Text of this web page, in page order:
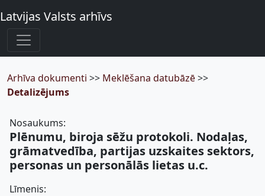
Latvijas Valsts arhīvs
Arhīva dokumenti >> Meklēšana datubāzē>>
Detalizējums
Nosaukums:
Plēnumu, biroja sēžu protokoli. Nodaļas,
grāmatvedība, partijas uzskaites sektors,
personas un personālās lietas u.c.
Līmenis: